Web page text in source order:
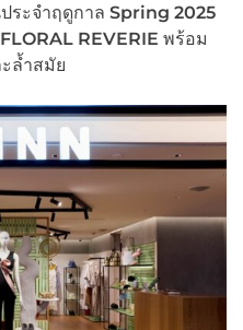
ระจำฤดูกาล Spring 2025
FLORAL REVERIE พร้อม
ล้ำสมัย